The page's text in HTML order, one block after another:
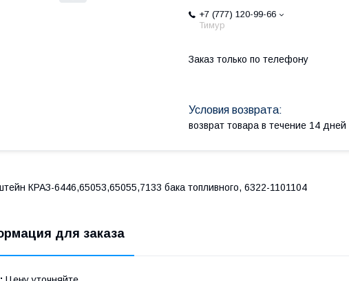
+7 (777) 120-99-66
Тимур
Заказ только по телефону
возврат товара в течение 14 дней
КРАЗ-6446,65053,65055,7133 бака топливного, 6322-1101104
для заказа